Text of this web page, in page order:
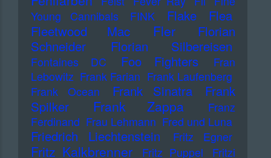
Young Cannibals
FINK Flake
Flea
Fleetwood Mac
Fler
Florian
Schneider
Florian Silbereisen
Fontaines DC Foo Fighters
Fran
Lebowitz Frank Farian Frank Laufenberg
Frank Ocean
Frank Sinatra
Frank
Spilker
Frank Zappa
Franz
Ferdinand Frau Lehmann Fred und Luna
Friedrich Liechtenstein Fritz Egner
Fritz Kalkbrenner Fritz Puppel
Fritzi